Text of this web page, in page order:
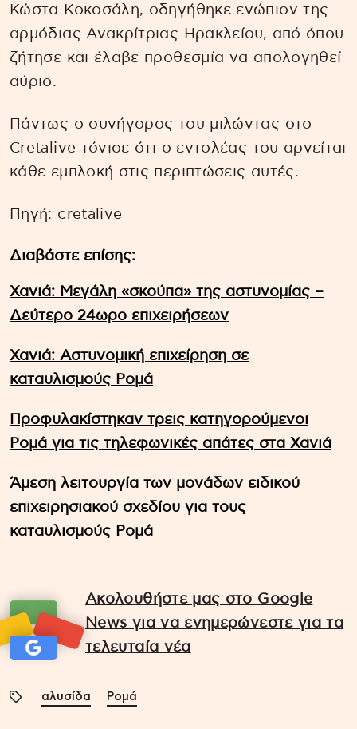
Κώστα Κοκοσάλη, οδηγήθηκε ενώπιον της
αρμόδιας Ανακρίτριας Ηρακλείου, από όπου
ζήτησε και έλαβε προθεσμία να απολογηθεί
αύριο.
Πάντως ο συνήγορος του μιλώντας στο
Cretalive τόνισε ότι ο εντολέας του αρνείται
κάθε εμπλοκή στις περιπτώσεις αυτές.
Πηγή: cretalive
Διαβάστε επίσης:
Χανιά: Μεγάλη «σκούπα» της αστυνομίας –
Δεύτερο 24ωρο επιχειρήσεων
Χανιά: Αστυνομική επιχείρηση σε
καταυλισμούς Ρομά
Προφυλακίστηκαν τρεις κατηγορούμενοι
Ρομά για τις τηλεφωνικές απάτες στα Χανιά
Άμεση λειτουργία των μονάδων ειδικού
επιχειρησιακού σχεδίου για τους
καταυλισμούς Ρομά
Ακολουθήστε μας στο Google
News για να ενημερώνεστε για τα
τελευταία νέα
αλυσίδα Ρομά